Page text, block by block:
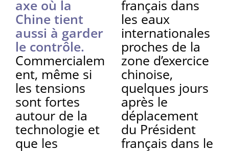
axe où la
Chine tient
aussi à garder
le contrôle.
Commercialem
ent, même si
les tensions
sont fortes
autour de la
technologie et
que les
français dans
les eaux
internationales
proches de la
zone d’exercice
chinoise,
quelques jours
après le
déplacement
du Président
français dans le